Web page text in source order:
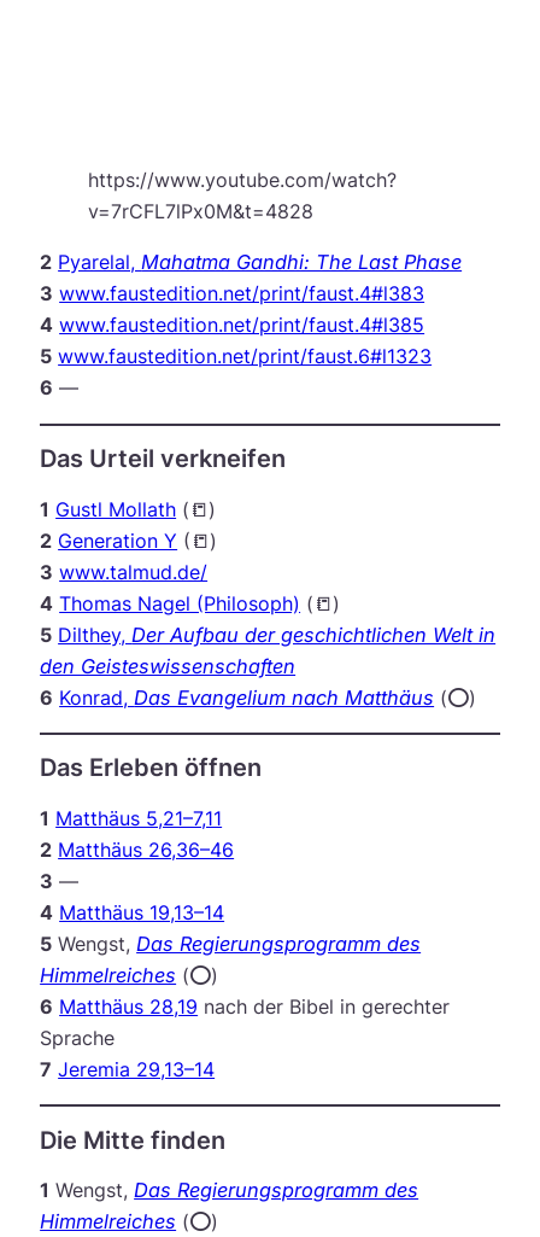
https://www.youtube.com/watch?
v=7rCFL7lPx0M&t=4828
2 Pyarelal,Mahatma Gandhi: The Last Phase
3 www.faustedition.net/print/faust.4#l383
4 www.faustedition.net/print/faust.4#l385
5 www.faustedition.net/print/faust.6#l1323
6 —
Das Urteil verkneifen
1 Gustl Mollath (📒)
2 Generation Y (📒)
3 www.talmud.de/
4 Thomas Nagel (Philosoph) (📒)
5 Dilthey, Der Aufbau der geschichtlichen Welt in
den Geisteswissenschaften
6 Konrad, Das Evangelium nach Matthäus (⭕️)
Das Erleben öffnen
1 Matthäus 5,21–7,11
2 Matthäus 26,36–46
3 —
4 Matthäus 19,13–14
5 Wengst, Das Regierungsprogramm des
Himmelreiches (⭕️)
6 Matthäus 28,19 nach der Bibel in gerechter
Sprache
7 Jeremia 29,13–14
Die Mitte finden
1 Wengst,Das Regierungsprogramm des
Himmelreiches (⭕️)